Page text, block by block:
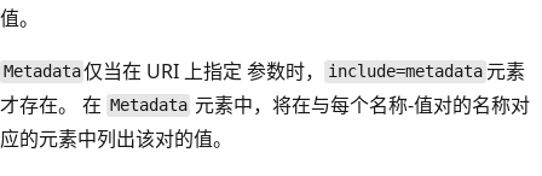
值。
Metadata仅当在 URI 上指定 参数时， include=metadata 元素
才存在。 在 Metadata 元素中，将在与每个名称-值对的名称对
应的元素中列出该对的值。